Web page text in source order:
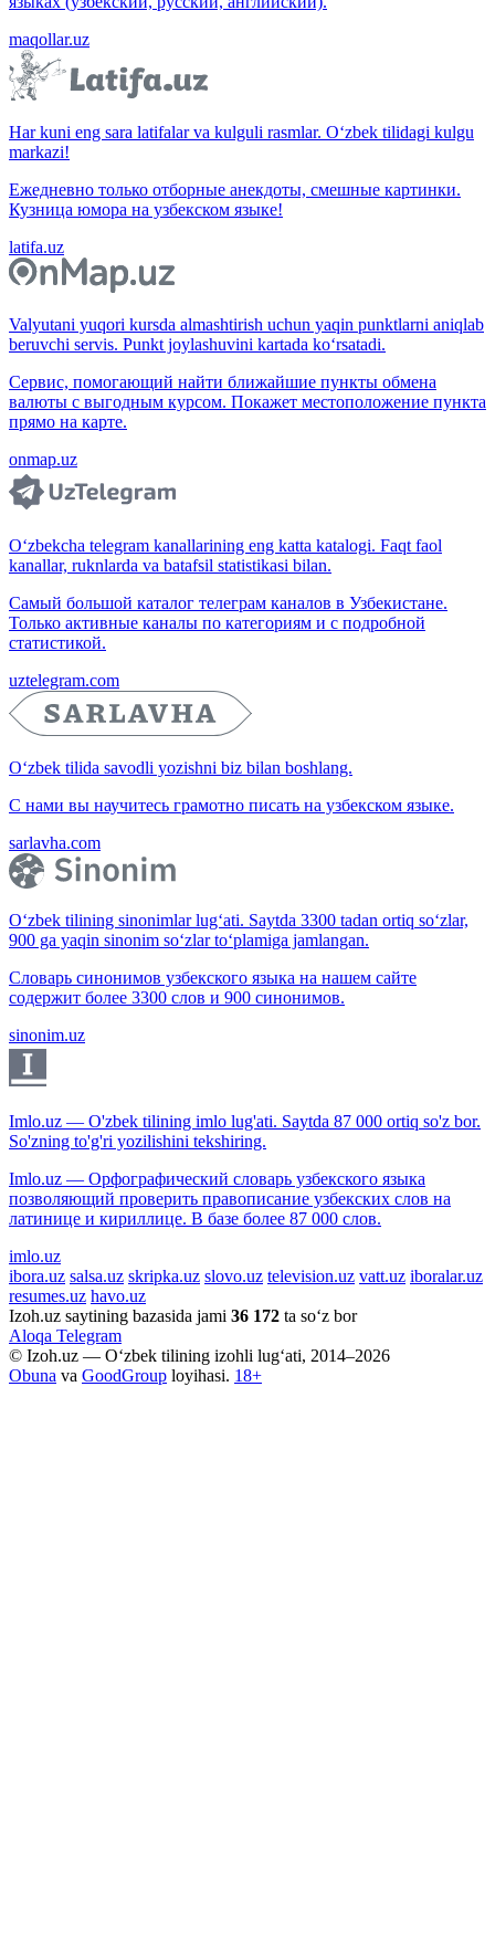
maqollar.uz
Har kuni eng sara latifalar va kulguli rasmlar. O‘zbek tilidagi kulgu
markazi!
Ежедневно только отборные анекдоты, смешные картинки.
Кузница юмора на узбекском языке!
latifa.uz
Valyutani yuqori kursda almashtirish uchun yaqin punktlarni aniqlab
beruvchi servis. Punkt joylashuvini kartada ko‘rsatadi.
Сервис, помогающий найти ближайшие пункты обмена
валюты с выгодным курсом. Покажет местоположение пункта
прямо на карте.
onmap.uz
O‘zbekcha telegram kanallarining eng katta katalogi. Faqt faol
kanallar, ruknlarda va batafsil statistikasi bilan.
Самый большой каталог телеграм каналов в Узбекистане.
Только активные каналы по категориям и с подробной
статистикой.
uztelegram.com
O‘zbek tilida savodli yozishni biz bilan boshlang.
С нами вы научитесь грамотно писать на узбекском языке.
sarlavha.com
O‘zbek tilining sinonimlar lug‘ati. Saytda 3300 tadan ortiq so‘zlar,
900 ga yaqin sinonim so‘zlar to‘plamiga jamlangan.
Словарь синонимов узбекского языка на нашем сайте
содержит более 3300 слов и 900 синонимов.
sinonim.uz
Imlo.uz — O'zbek tilining imlo lug'ati. Saytda 87 000 ortiq so'z bor.
So'zning to'g'ri yozilishini tekshiring.
Imlo.uz — Орфографический словарь узбекского языка
позволяющий проверить правописание узбекских слов на
латинице и кириллице. В базе более 87 000 слов.
imlo.uz
ibora.uz salsa.uz skripka.uz slovo.uz television.uz vatt.uz iboralar.uz
resumes.uz havo.uz
Izoh.uz saytining bazasida jami 36 172 ta so‘z bor
Aloqa Telegram
© Izoh.uz — O‘zbek tilining izohli lug‘ati, 2014–2026
Obuna va GoodGroup loyihasi. 18+